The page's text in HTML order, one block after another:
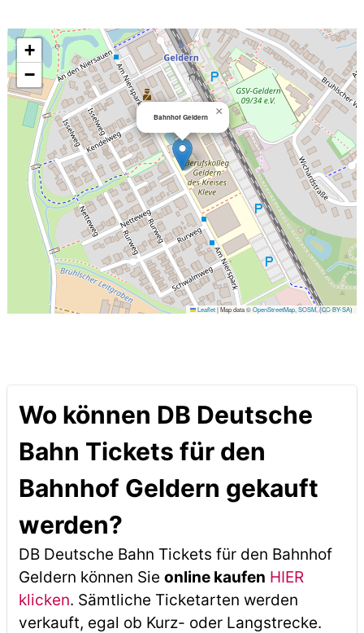
Bahnhof Geldern ×
+
−
Leaflet|Map data ©OpenStreetMap ,SOSM, (CC-BY-SA)
Wo können DB Deutsche
Bahn Tickets für den
Bahnhof Geldern gekauft
werden?
DB Deutsche Bahn Tickets für den Bahnhof
Geldern können Sie online kaufen HIER
klicken. Sämtliche Ticketarten werden
verkauft, egal ob Kurz- oder Langstrecke.